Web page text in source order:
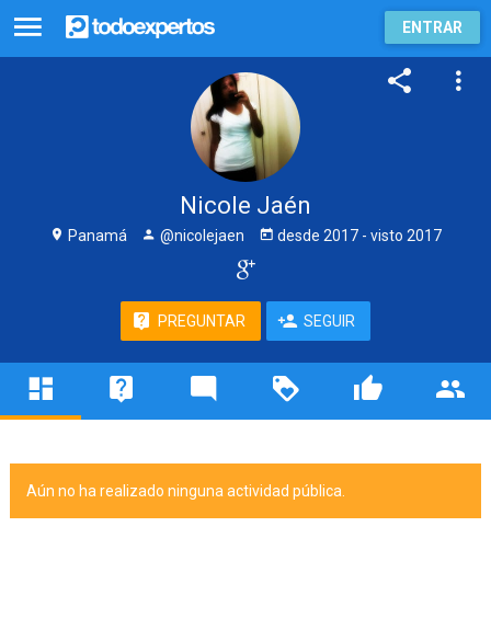
ENTRAR
Nicole Jaén
Panamá @nicolejaen desde 2017 - visto 2017
PREGUNTAR SEGUIR
Aún no ha realizado ninguna actividad pública.